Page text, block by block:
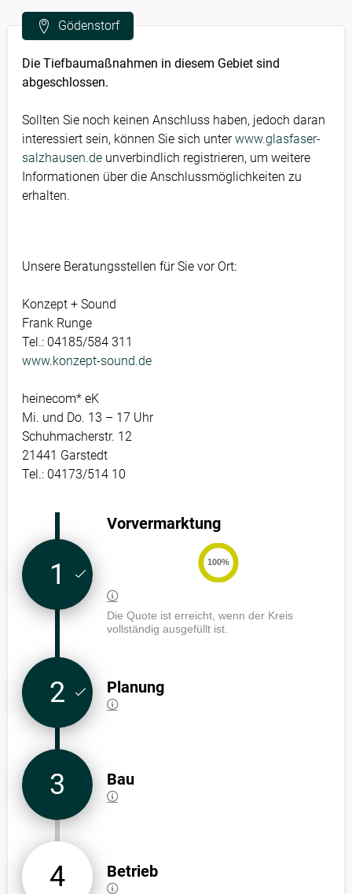
Gödenstorf
Die Tiefbaumaßnahmen in diesem Gebiet sind
abgeschlossen.
Sollten Sie noch keinen Anschluss haben, jedoch daran
interessiert sein, können Sie sich unterwww.glasfaser-
salzhausen.de unverbindlich registrieren, um weitere
Informationen über die Anschlussmöglichkeiten zu
erhalten.
Unsere Beratungsstellen für Sie vor Ort:
Konzept + Sound
Frank Runge
Tel.: 04185/584 311
www.konzept-sound.de
heinecom* eK
Mi. und Do. 13 – 17 Uhr
Schuhmacherstr. 12
21441 Garstedt
Tel.: 04173/514 10
1
Vorvermarktung
100%
Die Quote ist erreicht, wenn der Kreis
vollständig ausgefüllt ist.
2 Planung
3 Bau
4 Betrieb